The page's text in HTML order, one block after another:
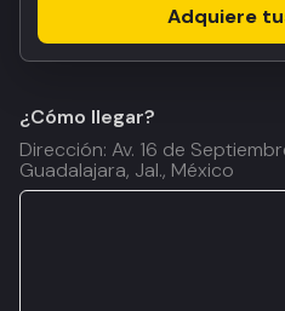
Adquiere
¿Cómo llegar?
Dirección: Av. 16 de
Guadalajara, Jal., México